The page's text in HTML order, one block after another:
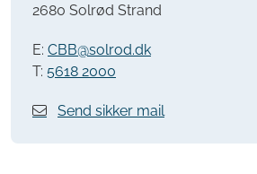
2680 Solrød Strand
E: CBB@solrod.dk
T: 5618 2000
Send sikker mail